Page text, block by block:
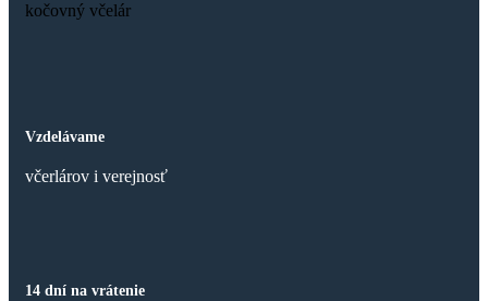
kočovný včelár
Vzdelávame
včerlárov i verejnosť
14 dní na vrátenie